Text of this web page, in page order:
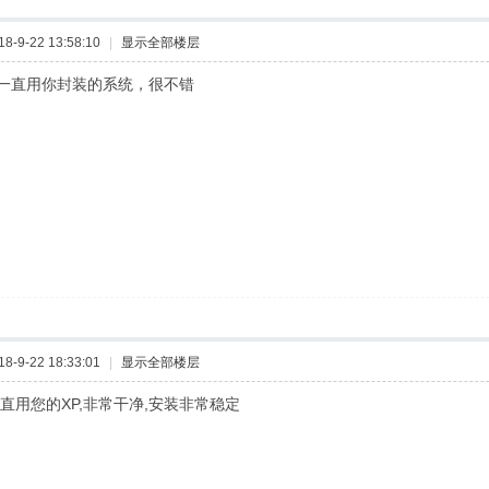
9-22 13:58:10 显示全部楼层
直用你封装的系统，很不错
9-22 18:33:01 显示全部楼层
用您的XP,非常干净,安装非常稳定